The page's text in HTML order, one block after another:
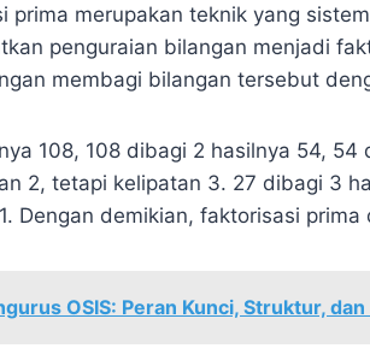
prima merupakan teknik yang
penguraian bilangan menjadi
membagi bilangan tersebut
108, 108 dibagi 2 hasilnya 54, 54
2, tetapi kelipatan 3. 27 dibagi 3
Dengan demikian, faktorisasi prima
OSIS: Peran Kunci, Struktur,